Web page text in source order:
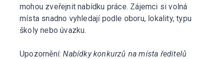
mohou zveřejnit nabídku práce. Zájemci si volná
místa snadno vyhledají podle oboru, lokality, typu
školy nebo úvazku.
Upozornění:Nabídky konkurzů na místa ředitelů